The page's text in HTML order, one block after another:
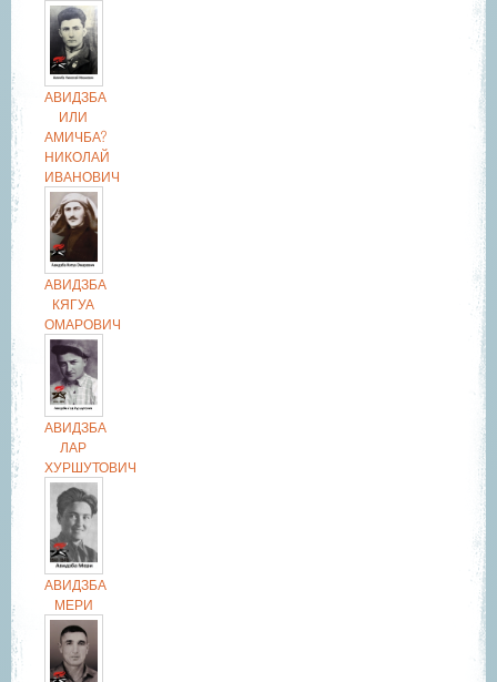
АВИДЗБА
ИЛИ
АМИЧБА?
НИКОЛАЙ
ИВАНОВИЧ
АВИДЗБА
КЯГУА
ОМАРОВИЧ
АВИДЗБА
ЛАР
ХУРШУТОВИЧ
АВИДЗБА
МЕРИ